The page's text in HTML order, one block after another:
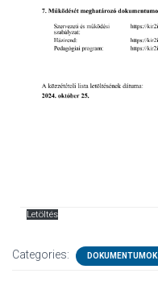
Letöltés
Categories: DOKUMENTUMOK